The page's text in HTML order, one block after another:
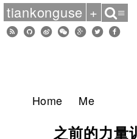
Home Me
之前的力量
tiankonguse + ≡